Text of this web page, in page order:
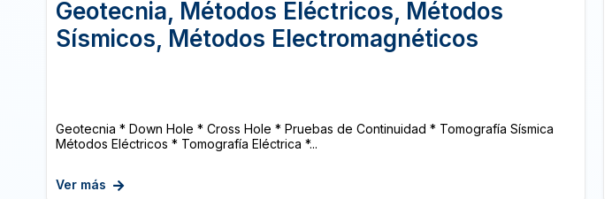
Geotecnia, Métodos Eléctricos, Métodos
Sísmicos, Métodos Electromagnéticos
Geotecnia * Down Hole * Cross Hole * Pruebas de Continuidad * Tomografía Sísmica
Métodos Eléctricos * Tomografía Eléctrica *...
Ver más